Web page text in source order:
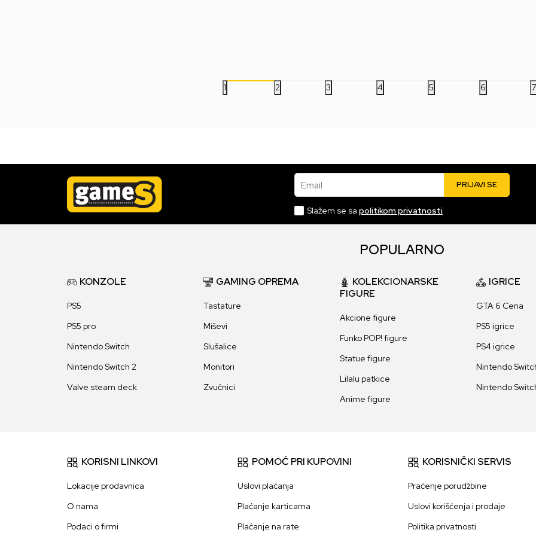
1 2 3 4 5 6 7
Email PRIJAVI SE
Slažem se sa politikom privatnosti
POPULARNO
KONZOLE
PS5
PS5 pro
Nintendo Switch
Nintendo Switch 2
Valve steam deck
GAMING OPREMA
Tastature
Miševi
Slušalice
Monitori
Zvučnici
KOLEKCIONARSKE
FIGURE
Akcione figure
Funko POP! figure
Statue figure
Lilalu patkice
Anime figure
IGRICE
GTA 6 Cena
PS5 igrice
PS4 igrice
Nintendo
Nintendo
KORISNI LINKOVI
Lokacije prodavnica
O nama
Podaci o firmi
POMOĆ PRI KUPOVINI
Uslovi plaćanja
Plaćanje karticama
Plaćanje na rate
KORISNIČKI SERVIS
Praćenje porudžbine
Uslovi korišćenja i prodaje
Politika privatnosti